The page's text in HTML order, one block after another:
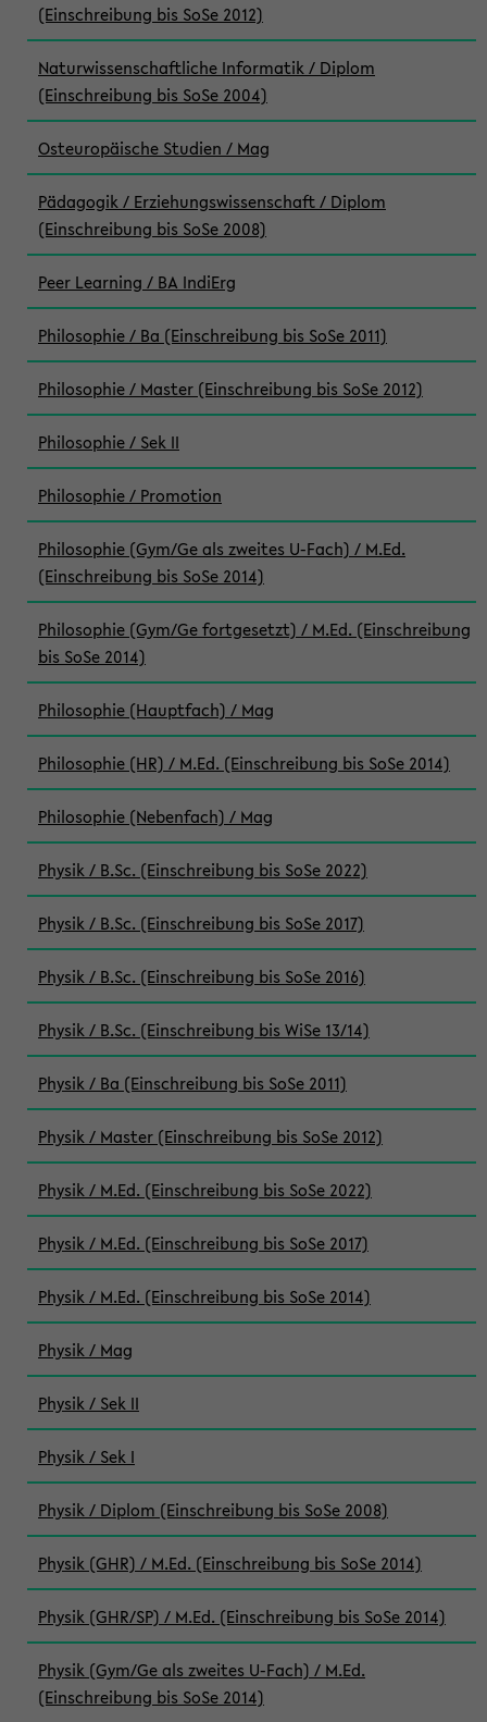
(Einschreibung bis SoSe 2012)
Naturwissenschaftliche Informatik / Diplom
(Einschreibung bis SoSe 2004)
Osteuropäische Studien / Mag
Pädagogik / Erziehungswissenschaft / Diplom
(Einschreibung bis SoSe 2008)
Peer Learning / BA IndiErg
Philosophie / Ba (Einschreibung bis SoSe 2011)
Philosophie / Master (Einschreibung bis SoSe 2012)
Philosophie / Sek II
Philosophie / Promotion
Philosophie (Gym/Ge als zweites U-Fach) / M.Ed.
(Einschreibung bis SoSe 2014)
Philosophie (Gym/Ge fortgesetzt) / M.Ed. (Einschreibung
bis SoSe 2014)
Philosophie (Hauptfach) / Mag
Philosophie (HR) / M.Ed. (Einschreibung bis SoSe 2014)
Philosophie (Nebenfach) / Mag
Physik / B.Sc. (Einschreibung bis SoSe 2022)
Physik / B.Sc. (Einschreibung bis SoSe 2017)
Physik / B.Sc. (Einschreibung bis SoSe 2016)
Physik / B.Sc. (Einschreibung bis WiSe 13/14)
Physik / Ba (Einschreibung bis SoSe 2011)
Physik / Master (Einschreibung bis SoSe 2012)
Physik / M.Ed. (Einschreibung bis SoSe 2022)
Physik / M.Ed. (Einschreibung bis SoSe 2017)
Physik / M.Ed. (Einschreibung bis SoSe 2014)
Physik / Mag
Physik / Sek II
Physik / Sek I
Physik / Diplom (Einschreibung bis SoSe 2008)
Physik (GHR) / M.Ed. (Einschreibung bis SoSe 2014)
Physik (GHR/SP) / M.Ed. (Einschreibung bis SoSe 2014)
Physik (Gym/Ge als zweites U-Fach) / M.Ed.
(Einschreibung bis SoSe 2014)